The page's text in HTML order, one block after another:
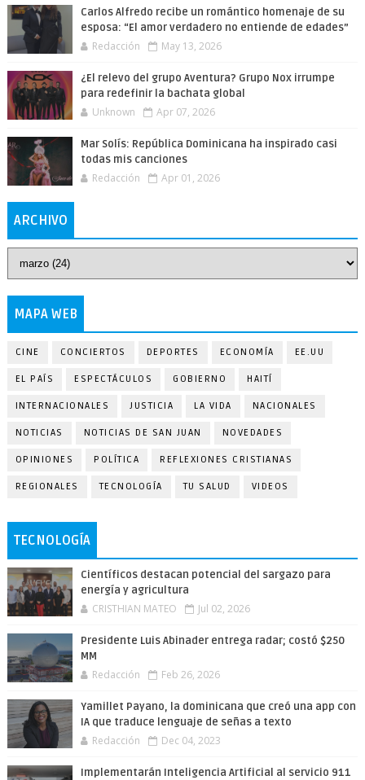
Carlos Alfredo recibe un romántico homenaje de su
esposa: “El amor verdadero no entiende de edades”
Redacción May 13, 2026
¿El relevo del grupo Aventura? Grupo Nox irrumpe
para redefinir la bachata global
Unknown Apr 07, 2026
Mar Solís: República Dominicana ha inspirado casi
todas mis canciones
Redacción Apr 01, 2026
ARCHIVO
MAPA WEB
CINE CONCIERTOS DEPORTES ECONOMÍA EE.UU
EL PAÍS ESPECTÁCULOS GOBIERNO HAITÍ
INTERNACIONALES JUSTICIA LA VIDA NACIONALES
NOTICIAS NOTICIAS DE SAN JUAN NOVEDADES
OPINIONES POLÍTICA REFLEXIONES CRISTIANAS
REGIONALES TECNOLOGÍA TU SALUD VIDEOS
TECNOLOGÍA
Científicos destacan potencial del sargazo para
energía y agricultura
CRISTHIAN MATEO Jul 02, 2026
Presidente Luis Abinader entrega radar; costó $250
MM
Redacción Feb 26, 2026
Yamillet Payano, la dominicana que creó una app con
IA que traduce lenguaje de señas a texto
Redacción Dec 04, 2023
Implementarán Inteligencia Artificial al servicio 911